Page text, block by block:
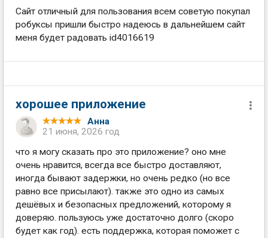
Сайт отличный для пользования всем советую покупал
робуксы пришли быстро надеюсь в дальнейшем сайт
меня будет радовать id4016619
хорошее приложение
Анна
21 июня, 2026 год
что я могу сказать про это приложение? оно мне
очень нравится, всегда все быстро доставляют,
иногда бывают задержки, но очень редко (но все
равно все присылают). также это одно из самых
дешёвых и безопасных предложений, которому я
доверяю. пользуюсь уже достаточно долго (скоро
будет как год). есть поддержка, которая поможет с